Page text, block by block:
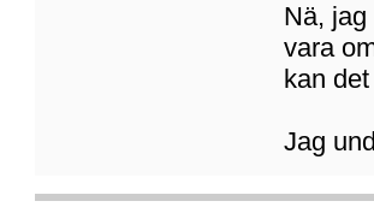
Nä,
vara
kan
Jag